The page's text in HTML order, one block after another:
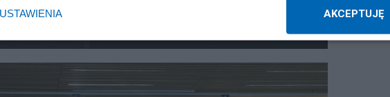
RZĄD
USTAWIENIA AKCEPTUJĘ